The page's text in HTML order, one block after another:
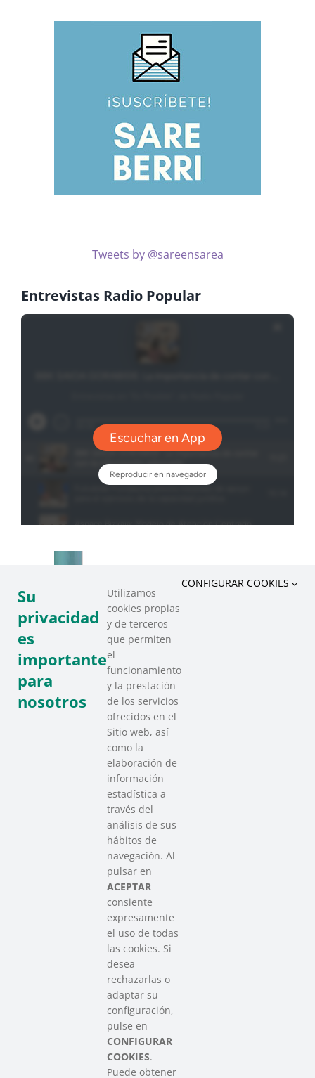
Tweets by @sareensarea
Entrevistas Radio Popular
SAREEN SAREA
Asociación que agrupa a las redes
del Tercer Sector Social en Euskadi
Contacto
info@sareensarea.eu
Iparraguirre, 9 lonja – 48009 Bilbao
946 569 230
Colabora
Su
privacidad
es
importante
para
nosotros
Utilizamos
cookies propias
y de terceros
que permiten
el
funcionamiento
y la prestación
de los servicios
ofrecidos en el
Sitio web, así
como la
elaboración de
información
estadística a
través del
análisis de sus
hábitos de
navegación. Al
pulsar en
ACEPTAR
consiente
expresamente
el uso de todas
las cookies. Si
desea
rechazarlas o
adaptar su
configuración,
pulse en
CONFIGURAR
COOKIES.
Puede obtener
CONFIGURAR COOKIES